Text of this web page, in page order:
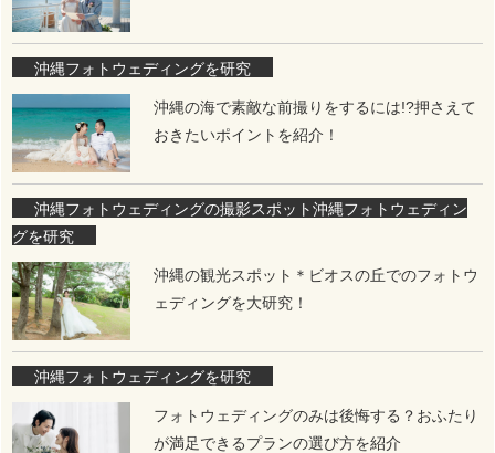
沖縄フォトウェディングを研究
沖縄の海で素敵な前撮りをするには!?押さえて
おきたいポイントを紹介！
沖縄フォトウェディングの撮影スポット沖縄フォトウェディン
グを研究
沖縄の観光スポット＊ビオスの丘でのフォトウ
ェディングを大研究！
沖縄フォトウェディングを研究
フォトウェディングのみは後悔する？おふたり
が満足できるプランの選び方を紹介